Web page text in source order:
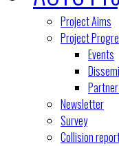
Project Aims
Project
Events
Newsletter
Survey
Collision